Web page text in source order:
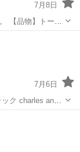
7月8日
マリクワ 【サ
考にして下さ
7月6日
店で購入しまし
プルデザ...